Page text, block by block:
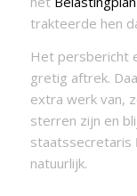
trakteerde hen
Het persbericht
gretig aftrek.
extra werk van,
sterren zijn en
staatssecretaris
natuurlijk.